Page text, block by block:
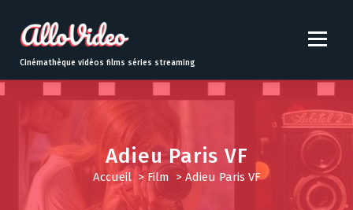
t
o
Cinémathèque vidéos films séries streaming
Adieu Paris VF
Accueil> Film > Adieu Paris VF